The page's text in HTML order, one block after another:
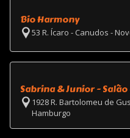
Bio Harmony
53 R. Ícaro - Canudos -
Sabrina & Junior -
1928 R. Bartolomeu de
Hamburgo